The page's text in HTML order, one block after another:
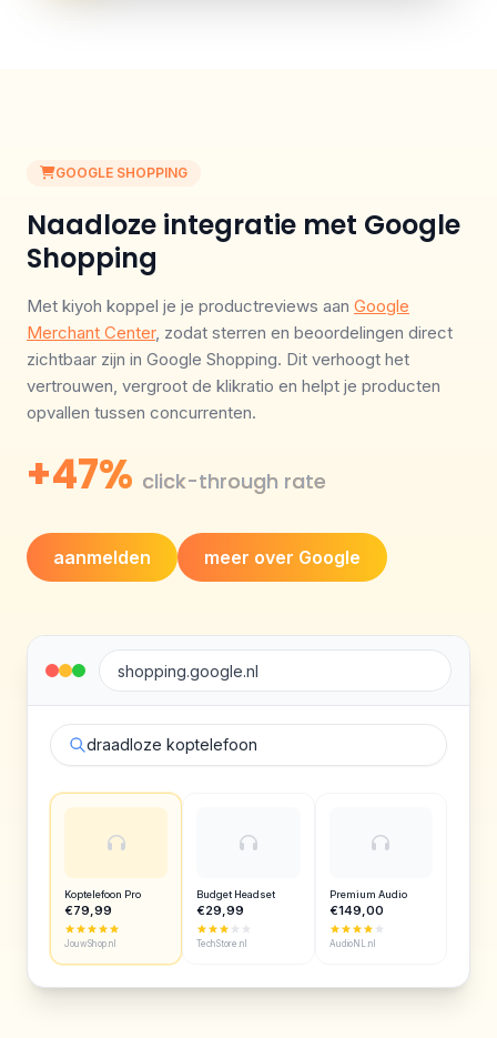
GOOGLE SHOPPING
Naadloze integratie met Google
Shopping
Met kiyoh koppel je je productreviews aan Google
Merchant Center, zodat sterren en beoordelingen direct
zichtbaar zijn in Google Shopping. Dit verhoogt het
vertrouwen, vergroot de klikratio en helpt je producten
opvallen tussen concurrenten.
+47% click-through rate
aanmelden meer over Google
shopping.google.nl
draadloze koptelefoon
Koptelefoon Pro
€79,99
JouwShop.nl
Budget Headset
€29,99
TechStore.nl
Premium Audio
€149,00
AudioNL.nl